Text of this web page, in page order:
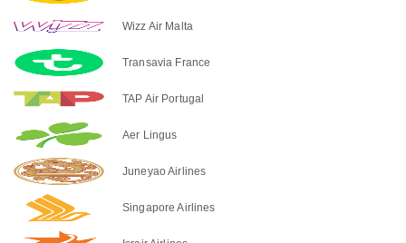
Wizz Air Malta
Transavia France
TAP Air Portugal
Aer Lingus
Juneyao Airlines
Singapore Airlines